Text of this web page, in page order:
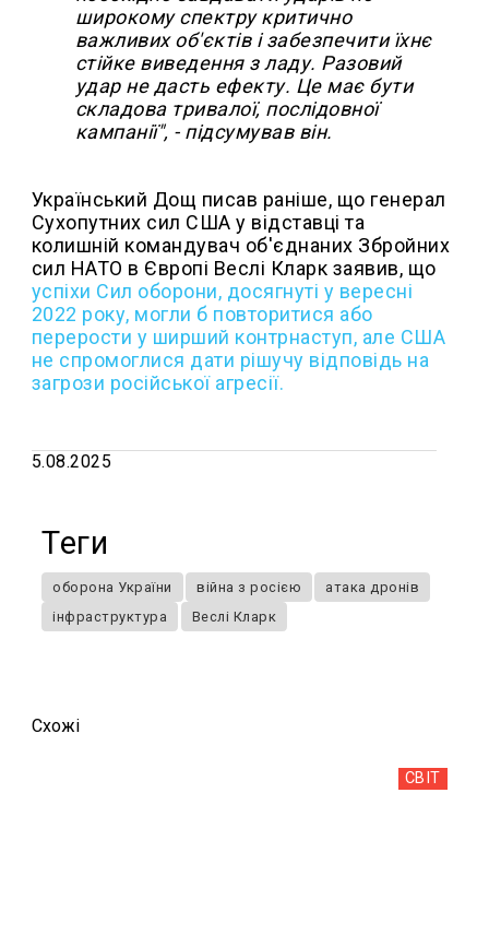
широкому спектру критично
важливих об'єктів і забезпечити їхнє
стійке виведення з ладу. Разовий
удар не дасть ефекту. Це має бути
складова тривалої, послідовної
кампанії", - підсумував він.
Український Дощ писав раніше, що генерал
Сухопутних сил США у відставці та
колишній командувач об'єднаних Збройних
сил НАТО в Європі Веслі Кларк заявив, що
успіхи Сил оборони, досягнуті у вересні
2022 року, могли б повторитися або
перерости у ширший контрнаступ, але США
не спромоглися дати рішучу відповідь на
загрози російської агресії.
5.08.2025
Теги
оборона України війна з росією
атака дронів
інфраструктура
Веслі Кларк
Схожi
СВІТ